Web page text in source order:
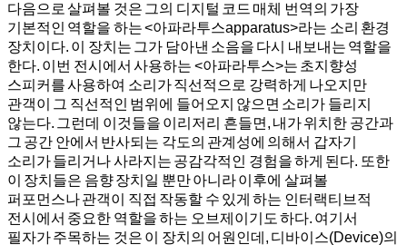
다음으로 살펴볼 것은 그의 디지털 코드 매체 번역의 가장
기본적인 역할을 하는 <아파라투스apparatus>라는 소리 환경
장치이다. 이 장치는 그가 담아낸 소음을 다시 내보내는 역할을
한다. 이번 전시에서 사용하는 <아파라투스>는 초지향성
스피커를 사용하여 소리가 직선적으로 강력하게 나오지만
관객이 그 직선적인 범위에 들어오지 않으면 소리가 들리지
않는다. 그런데 이것들을 이리저리 흔들면, 내가 위치한 공간과
그 공간 안에서 반사되는 각도의 관계성에 의해서 갑자기
소리가 들리거나 사라지는 공감각적인 경험을 하게 된다. 또한
이 장치들은 음향 장치일 뿐만 아니라 이후에 살펴볼
퍼포먼스나 관객이 직접 작동할 수 있게 하는 인터랙티브적
전시에서 중요한 역할을 하는 오브제이기도 하다. 여기서
필자가 주목하는 것은 이 장치의 어원인데, 디바이스(Device)의